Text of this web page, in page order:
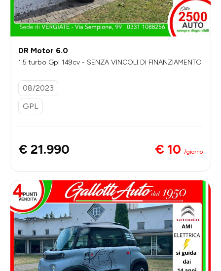
DR Motor 6.0
1.5 turbo Gpl 149cv - SENZA VINCOLI DI FINANZIAMENTO
08/2023
GPL
€ 21.990 € 10 /giorno